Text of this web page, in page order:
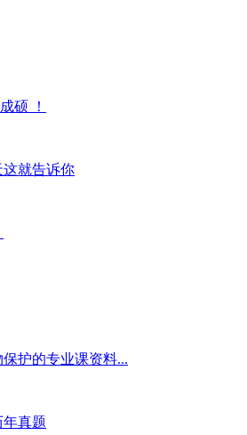
硕 ！
这就告诉你
护的专业课资料...
真题